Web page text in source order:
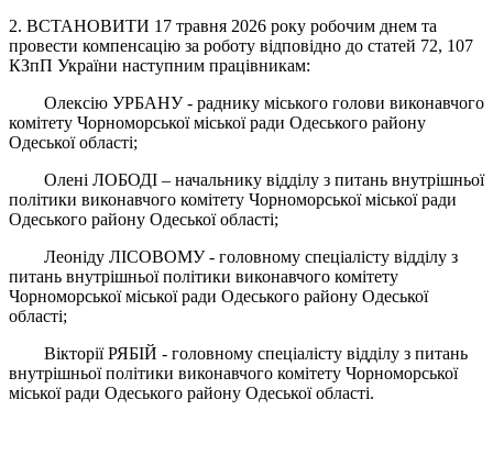
2. ВСТАНОВИТИ 17 травня 2026 року робочим днем та
провести компенсацію за роботу відповідно до статей 72, 107
КЗпП України наступним працівникам:
Олексію УРБАНУ - раднику міського голови виконавчого
комітету Чорноморської міської ради Одеського району
Одеської області;
Олені ЛОБОДІ – начальнику відділу з питань внутрішньої
політики виконавчого комітету Чорноморської міської ради
Одеського району Одеської області;
Леоніду ЛІСОВОМУ - головному спеціалісту відділу з
питань внутрішньої політики виконавчого комітету
Чорноморської міської ради Одеського району Одеської
області;
Вікторії РЯБІЙ - головному спеціалісту відділу з питань
внутрішньої політики виконавчого комітету Чорноморської
міської ради Одеського району Одеської області.